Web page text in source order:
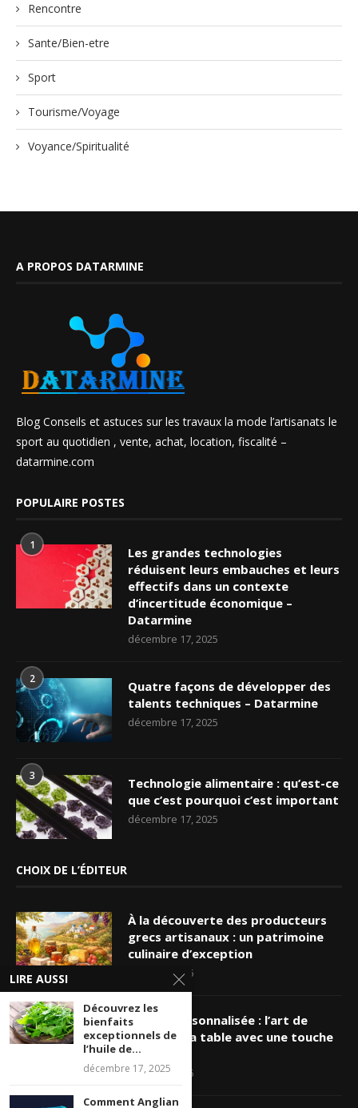
Rencontre
Sante/Bien-etre
Sport
Tourisme/Voyage
Voyance/Spiritualité
A PROPOS DATARMINE
Blog Conseils et astuces sur les travaux la mode l’artisanats le
sport au quotidien , vente, achat, location, fiscalité –
datarmine.com
POPULAIRE POSTES
1
Les grandes technologies
réduisent leurs embauches et leurs
effectifs dans un contexte
d’incertitude économique –
Datarmine
décembre 17, 2025
2
Quatre façons de développer des
talents techniques – Datarmine
décembre 17, 2025
3
Technologie alimentaire : qu’est-ce
que c’est pourquoi c’est important
décembre 17, 2025
CHOIX DE L’ÉDITEUR
À la découverte des producteurs
grecs artisanaux : un patrimoine
culinaire d’exception
mars 19, 2026
Nappe personnalisée : l’art de
sublimer sa table avec une touche
unique
mars 16, 2026
LIRE AUSSI
Découvrez les
bienfaits
exceptionnels de
l’huile de...
décembre 17, 2025
Comment Anglian